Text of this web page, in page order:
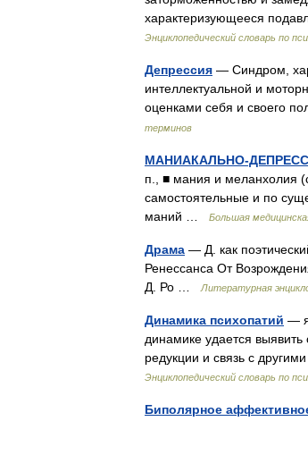
характеризующееся
Энциклопедический словарь по
Депрессия — Синдром,
интеллектуальной и
оценками себя и своего
терминов
МАНИАКАЛЬНО-
п., ■ мания и меланхолия
самостоятельные и по
маний …
Большая
Драма — Д. как
Ренессанса От
Д. Ро …
Литературная
Динамика психопатий —
динамике удается
редукции и связь с
Энциклопедический словарь по
Биполярное